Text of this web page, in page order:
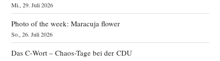
Mi., 29. Juli 2026
Photo of the week: Maracuja flower
So., 26. Juli 2026
Das C‑Wort – Chaos-Tage bei der CDU